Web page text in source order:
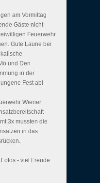
am Vormittag
Gäste nicht
Feuerwehr
Gute Laune bei
und Den
in der
Fest ab!
Wiener
3x mussten die
in das
- viel Freude